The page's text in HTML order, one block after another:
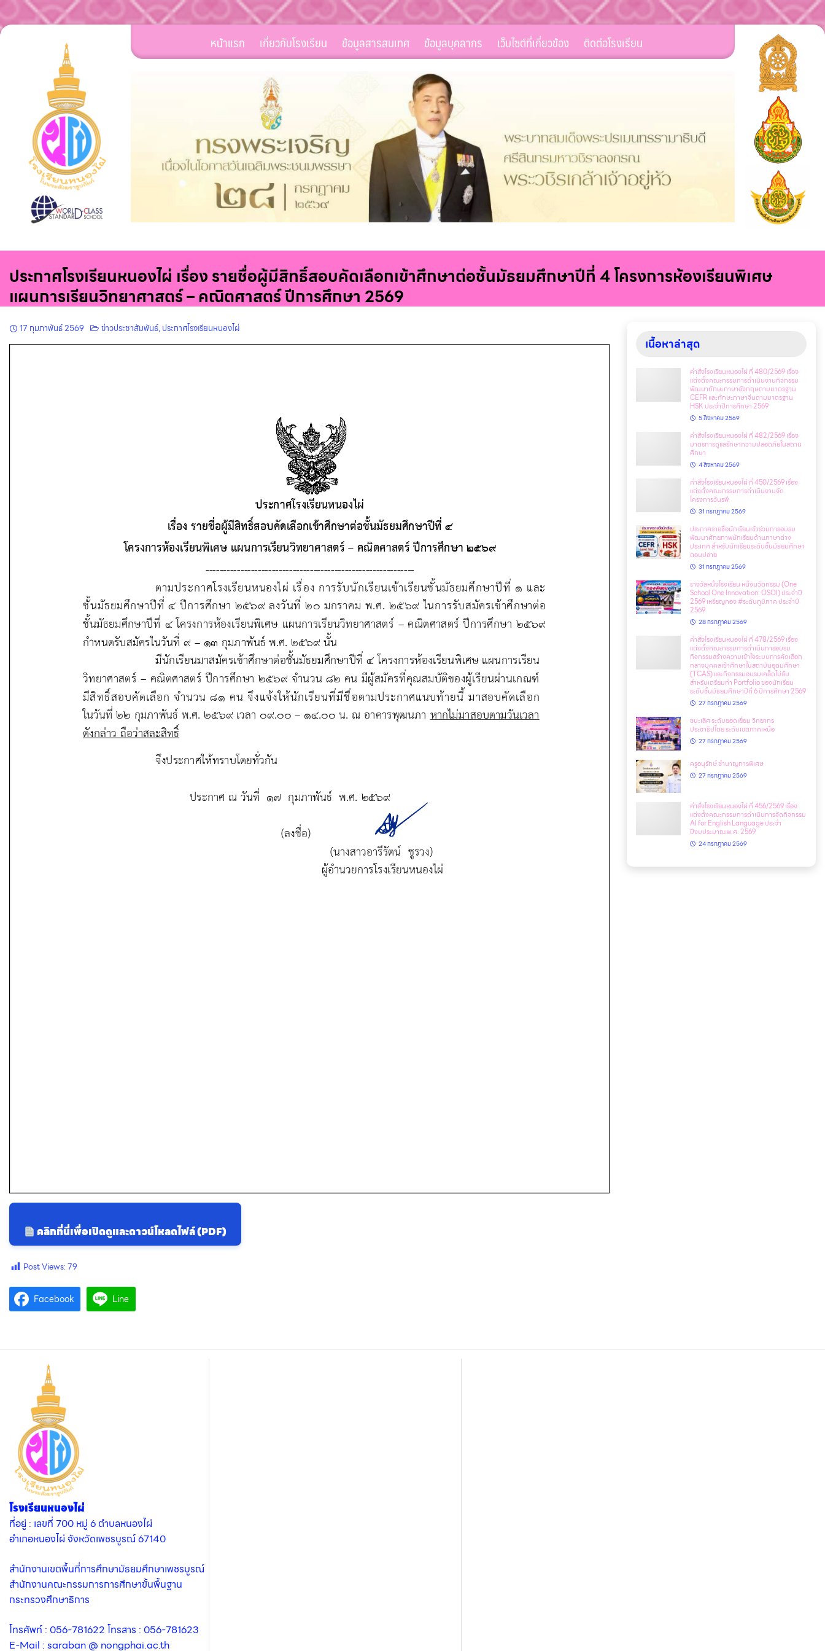
Skip
หน้าแรก เกี่ยวกับโรงเรียน ข้อมูลสารสนเทศ ข้อมูลบุคลากร เว็บไซต์ที่เกี่ยวข้อง ติดต่อโรงเรียน
ประกาศโรงเรียนหนองไผ่ เรื่อง รายชื่อผู้มีสิทธิ์สอบคัดเลือกเข้าศึกษาต่อชั้นมัธยมศึกษาปีที่ 4 โครงการห้องเรียนพิเศษ
แผนการเรียนวิทยาศาสตร์ – คณิตศาสตร์ ปีการศึกษา 2569
17 กุมภาพันธ์ 2569 ข่าวประชาสัมพันธ์,ประกาศโรงเรียนหนองไผ่
คลิกที่นี่เพื่อเปิดดูและดาวน์โหลดไฟล์ (PDF)
Post Views:79
Facebook Line
เนื้อหาล่าสุด
คำสั่งโรงเรียนหนองไผ่ ที่ 480/2569 เรื่อง
แต่งตั้งคณะกรรมการดำเนินงานกิจกรรม
พัฒนาทักษะภาษาอังกฤษตามมาตรฐาน
CEFR และทักษะภาษาจีนตามมาตรฐาน
HSK ประจำปีการศึกษา 2569
5 สิงหาคม 2569
คำสั่งโรงเรียนหนองไผ่ ที่ 482/2569 เรื่อง
มาตรการดูแลรักษาความปลอดภัยในสถาน
ศึกษา
4 สิงหาคม 2569
คำสั่งโรงเรียนหนองไผ่ ที่ 450/2569 เรื่อง
แต่งตั้งคณะกรรมการดำเนินงานจัด
โครงการวันรพี
31 กรกฎาคม 2569
ประกาศรายชื่อนักเรียนเข้าร่วมการอบรม
พัฒนาศักยภาพนักเรียนด้านภาษาต่าง
ประเทศ สำหรับนักเรียนระดับชั้นมัธยมศึกษา
ตอนปลาย
31 กรกฎาคม 2569
รางวัลหนึ่งโรงเรียน หนึ่งนวัตกรรม (One
School One Innovation: OSOI) ประจำปี
2569 เหรียญทอง #ระดับภูมิภาค ประจำปี
2569
28 กรกฎาคม 2569
คำสั่งโรงเรียนหนองไผ่ ที่ 478/2569 เรื่อง
แต่งตั้งคณะกรรมการดำเนินการอบรม
กิจกรรมสร้างความเข้าใจระบบการคัดเลือก
กลางบุคคลเข้าศึกษาในสถาบันอุดมศึกษา
(TCAS) และกิจกรรมอบรมเคล็ดไม่ลับ
สำหรับเตรียมทำ Portfolio ของนักเรียน
ระดับชั้นมัธยมศึกษาปีที่ 6 ปีการศึกษา 2569
27 กรกฎาคม 2569
ชนะเลิศ ระดับยอดเยี่ยม วิทยากร
ประชาธิปไตย ระดับเขตภาคเหนือ
27 กรกฎาคม 2569
ครูอนุรักษ์ ชำนาญการพิเศษ
27 กรกฎาคม 2569
คำสั่งโรงเรียนหนองไผ่ ที่ 456/2569 เรื่อง
แต่งตั้งคณะกรรมการดำเนินการจัดกิจกรรม
AI for English Language ประจำ
ปีงบประมาณ พ.ศ. 2569
24 กรกฎาคม 2569
โรงเรียนหนองไผ่
ที่อยู่ : เลขที่ 700 หมู่ 6 ตำบลหนองไผ่
อำเภอหนองไผ่ จังหวัดเพชรบูรณ์ 67140
สำนักงานเขตพื้นที่การศึกษามัธยมศึกษาเพชรบูรณ์
สำนักงานคณะกรรมการการศึกษาขั้นพื้นฐาน
กระทรวงศึกษาธิการ
โทรศัพท์ : 056-781622 โทรสาร : 056-781623
E-Mail : saraban @ nongphai.ac.th